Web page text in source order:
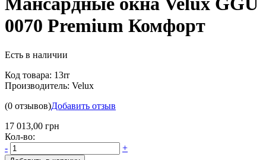
0070 Premium Комфорт
Есть в наличии
Код товара: 13rr
Производитель: Velux
(0 отзывов)Добавить отзыв
17 013,00 грн
Кол-во:
-
+